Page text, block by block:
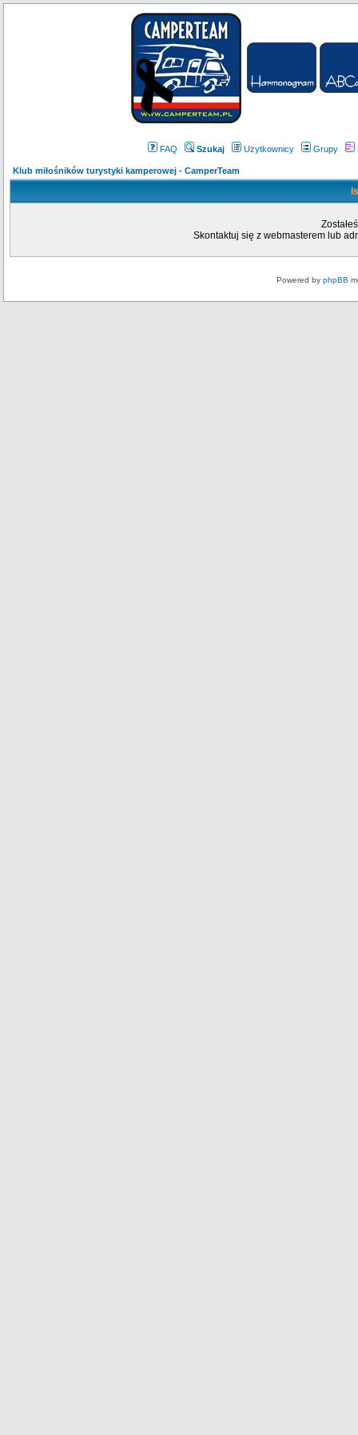
FAQ Szukaj Użytkownicy Grupy
Klub miłośników turystyki kamperowej - CamperTeam
Skontaktuj się z webmasterem lub
Powered by phpBB